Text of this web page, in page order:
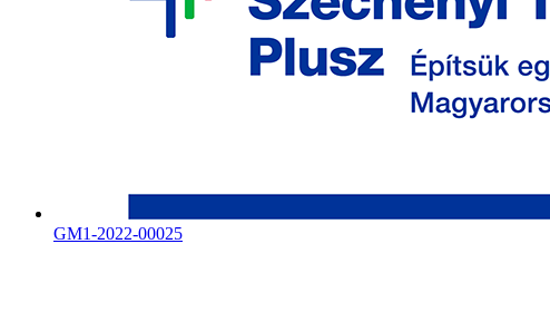
GM1-2022-00025